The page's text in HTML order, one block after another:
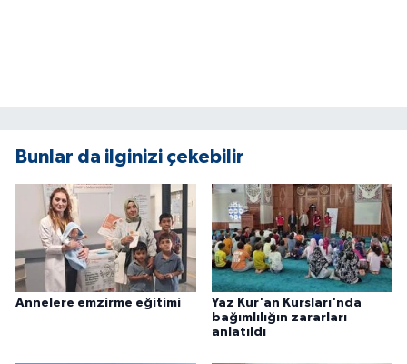
Bunlar da ilginizi çekebilir
Annelere emzirme eğitimi
Yaz Kur'an Kursları'nda
bağımlılığın zararları
anlatıldı